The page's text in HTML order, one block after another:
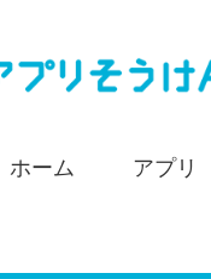
ホーム アプリ